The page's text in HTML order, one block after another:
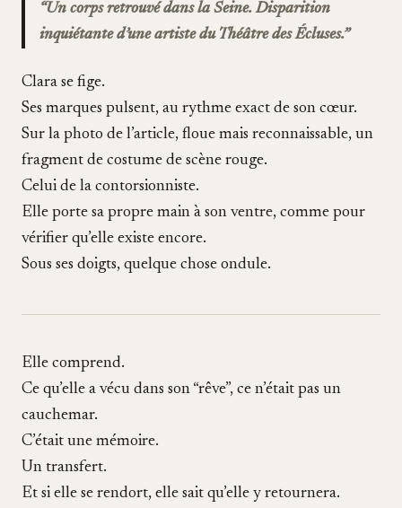
“Un corps retrouvé dans la Seine. Disparition
inquiétante d’une artiste du Théâtre des Écluses.”
Clara se fige.
Ses marques pulsent, au rythme exact de son cœur.
Sur la photo de l’article, floue mais reconnaissable, un
fragment de costume de scène rouge.
Celui de la contorsionniste.
Elle porte sa propre main à son ventre, comme pour
vérifier qu’elle existe encore.
Sous ses doigts, quelque chose ondule.
Elle comprend.
Ce qu’elle a vécu dans son “rêve”, ce n’était pas un
cauchemar.
C’était une mémoire.
Un transfert.
Et si elle se rendort, elle sait qu’elle y retournera.